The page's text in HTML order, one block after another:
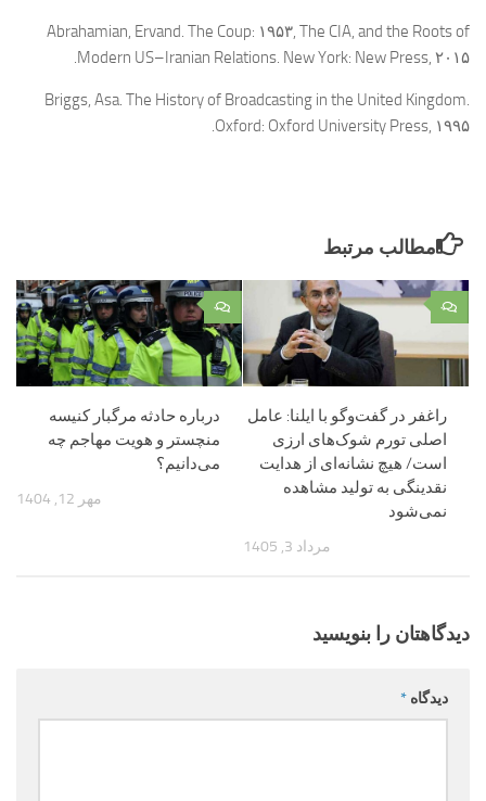
Abrahamian, Ervand. The Coup: ۱۹۵۳, The CIA, and the Roots of
Modern US–Iranian Relations. New York: New Press, ۲۰۱۵.
Briggs, Asa. The History of Broadcasting in the United Kingdom.
Oxford: Oxford University Press, ۱۹۹۵.
مطالب مرتبط
۰
درباره حادثه مرگبار کنیسه
منچستر و هویت مهاجم چه
می‌دانیم؟
مهر 12, 1404
۰
راغفر در گفت‌وگو با ایلنا: عامل
اصلی تورم شوک‌های ارزی
است/ هیچ نشانه‌ای از هدایت
نقدینگی به تولید مشاهده
نمی‌شود
مرداد 3, 1405
دیدگاهتان را بنویسید
دیدگاه *